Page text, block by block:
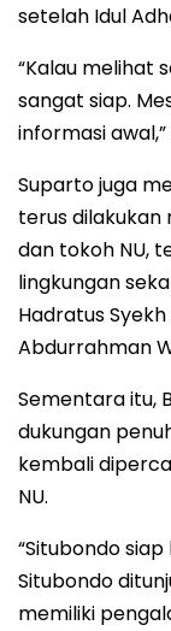
setelah Idul
“Kalau melihat
sangat siap.
informasi
Suparto juga
terus dilakukan
dan tokoh NU,
lingkungan
Hadratus Syekh
Abdurrahman
Sementara itu,
dukungan
kembali
NU.
“Situbondo
Situbondo
memiliki